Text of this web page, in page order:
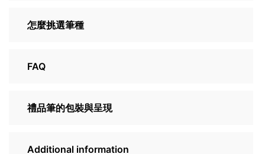
怎麼挑選筆種
FAQ
禮品筆的包裝與呈現
Additional information